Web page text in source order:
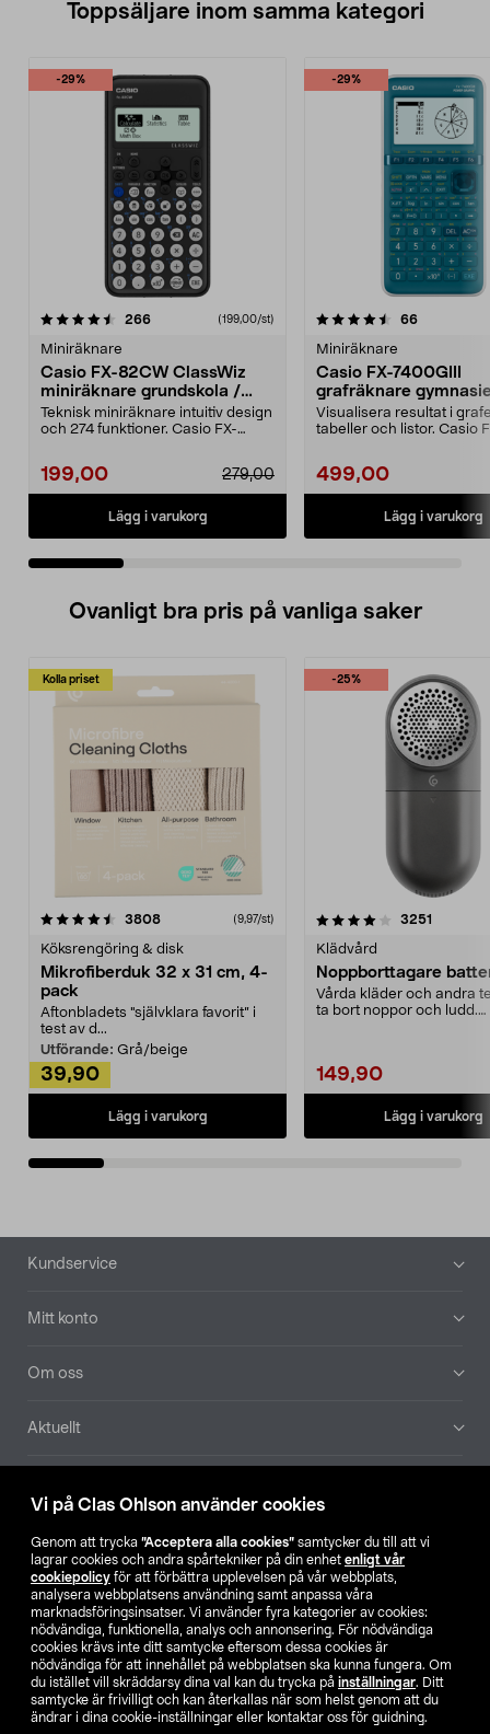
Vi på Clas Ohlson använder cookies
Genom att trycka ”Acceptera alla cookies” samtycker du till att vi
lagrar cookies och andra spårtekniker på din enhet enligt vår
cookiepolicy för att förbättra upplevelsen på vår webbplats,
analysera webbplatsens användning samt anpassa våra
marknadsföringsinsatser. Vi använder fyra kategorier av cookies:
nödvändiga, funktionella, analys och annonsering. För nödvändiga
cookies krävs inte ditt samtycke eftersom dessa cookies är
nödvändiga för att innehållet på webbplatsen ska kunna fungera. Om
du istället vill skräddarsy dina val kan du trycka på inställningar. Ditt
samtycke är frivilligt och kan återkallas när som helst genom att du
ändrar i dina cookie-inställningar eller kontaktar oss för guidning.
Toppsäljare inom samma kategori
-29%
266recensioner(199,00/st)
Miniräknare
Casio FX-82CW ClassWiz
miniräknare grundskola /
gymnasiet
Teknisk miniräknare intuitiv design
och 274 funktioner. Casio FX-
199,00 279,00
Lägg i varukorg
-29%
4.5 av 5 stjärnor 66recensioner
Miniräknare
Casio FX-7400GIII
grafräknare
högskola
Visualisera resultat i
tabeller och listor. Casio
499,00
Lägg i varukorg
4.5 av 5 stjärnor
Ovanligt bra pris på vanliga saker
Kolla priset
3808recensioner (9,97/st)
Köksrengöring & disk
Mikrofiberduk 32 x 31 cm, 4-
pack
Aftonbladets "självklara favorit” i
test av d...
Utförande: Grå/beige
39,90
Lägg i varukorg
-25%
4.0av 5 stjärnor 3251
Klädvård
Noppborttagare
Vårda kläder och andra
ta bort noppor och ludd.
149,90
Lägg i varukorg
4.5av 5 stjärnor
Sidfot
Kundservice
Mitt konto
Om oss
Aktuellt
Hitta butik
SE NO FI